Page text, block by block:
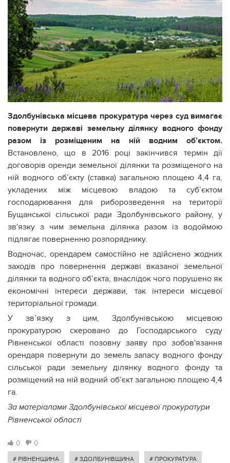
Здолбунівська місцева прокуратура через суд вимагає
повернути державі земельну ділянку водного фонду
разом із розміщеним на ній водним об’єктом.
Встановлено, що в 2016 році закінчився термін дії
договорів оренди земельної ділянки та розміщеного на
ній водного об’єкту (ставка) загальною площею 4,4 га,
укладених між місцевою владою та суб’єктом
господарювання для риборозведення на території
Бущанської сільської ради Здолбунівського району, у
зв'язку з чим земельна ділянка разом із водоймою
підлягає поверненню розпоряднику.
Водночас, орендарем самостійно не здійснено жодних
заходів про повернення державі вказаної земельної
ділянки та водного об’єкта, внаслідок чого порушено як
економічні інтереси держави, так інтереси місцевої
територіальної громади.
У зв’язку з цим, Здолбунівською місцевою
прокуратурою скеровано до Господарського суду
Рівненської області позовну заяву про зобов'язання
орендаря повернути до земель запасу водного фонду
сільської ради земельну ділянку водного фонду та
розміщений на ній водний об’єкт загальною площею 4,4
га.
За матеріалами Здолбунівської місцевої прокуратури
Рівненської області
0 0
# РІВНЕНЩИНА # ЗДОЛБУНІВЩИНА # ПРОКУРАТУРА